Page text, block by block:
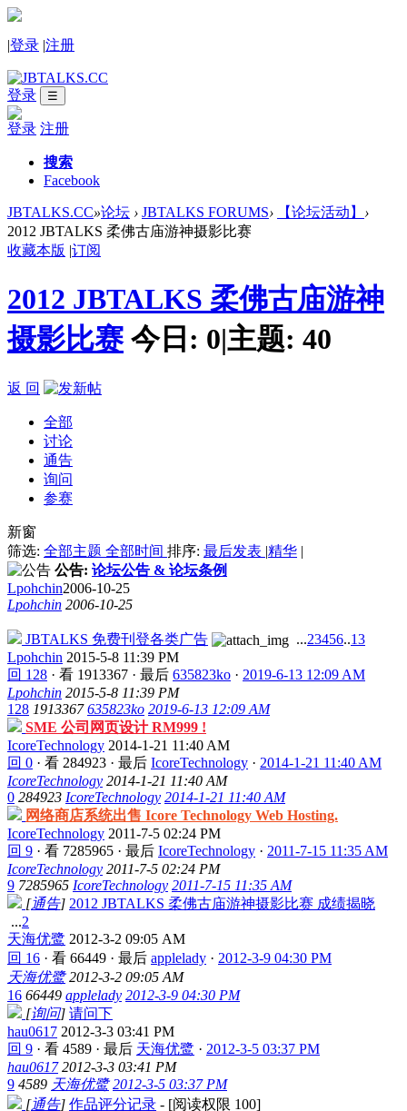
|登录 |注册
登录 ☰
登录 注册
搜索
Facebook
JBTALKS.CC»论坛 › JBTALKS FORUMS› 【论坛活动】 ›
2012 JBTALKS 柔佛古庙游神摄影比赛
收藏本版 |订阅
2012 JBTALKS 柔佛古庙游神
摄影比赛 今日: 0|主题: 40
返 回
全部
讨论
通告
询问
参赛
新窗
筛选: 全部主题 全部时间 排序: 最后发表 |精华 |
公告: 论坛公告 & 论坛条例
Lpohchin2006-10-25
Lpohchin 2006-10-25
JBTALKS 免费刊登各类广告 ...23456..13
Lpohchin 2015-5-8 11:39 PM
回 128 · 看 1913367 · 最后 635823ko · 2019-6-13 12:09 AM
Lpohchin 2015-5-8 11:39 PM
128 1913367 635823ko 2019-6-13 12:09 AM
SME 公司网页设计 RM999 !
IcoreTechnology 2014-1-21 11:40 AM
回 0 · 看 284923 · 最后 IcoreTechnology · 2014-1-21 11:40 AM
IcoreTechnology 2014-1-21 11:40 AM
0 284923 IcoreTechnology 2014-1-21 11:40 AM
网络商店系统出售 Icore Technology Web Hosting.
IcoreTechnology 2011-7-5 02:24 PM
回 9 · 看 7285965 · 最后 IcoreTechnology · 2011-7-15 11:35 AM
IcoreTechnology 2011-7-5 02:24 PM
9 7285965 IcoreTechnology 2011-7-15 11:35 AM
[通告] 2012 JBTALKS 柔佛古庙游神摄影比赛 成绩揭晓
...2
天海优鹭 2012-3-2 09:05 AM
回 16 · 看 66449 · 最后 applelady · 2012-3-9 04:30 PM
天海优鹭 2012-3-2 09:05 AM
16 66449 applelady 2012-3-9 04:30 PM
[询问] 请问下
hau0617 2012-3-3 03:41 PM
回 9 · 看 4589 · 最后 天海优鹭 · 2012-3-5 03:37 PM
hau0617 2012-3-3 03:41 PM
9 4589 天海优鹭 2012-3-5 03:37 PM
[通告] 作品评分记录 - [阅读权限 100]